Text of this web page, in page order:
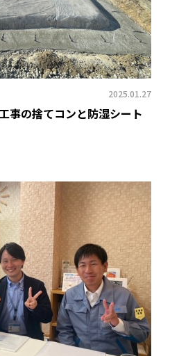
2025.01.27
事の捨てコンと防湿シート